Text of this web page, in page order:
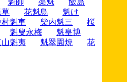
魁帥 渠魁
飯島
草 花魁鳥
魁け
村魁車 柴内魁三
桜
魁叟永梅
魁皇博
魁夷 魁翠園焼
花